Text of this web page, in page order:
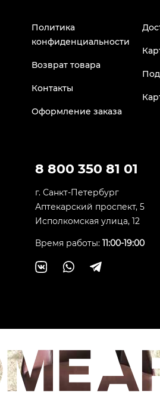
Политика
конфиденциальности
Возврат товара
Контакты
Оформление заказа
8 800 350 81 01
г. Санкт-Петербург
Аптекарский проспект, 5
Исполкомская улица, 12
Время работы: 11:00-19:00